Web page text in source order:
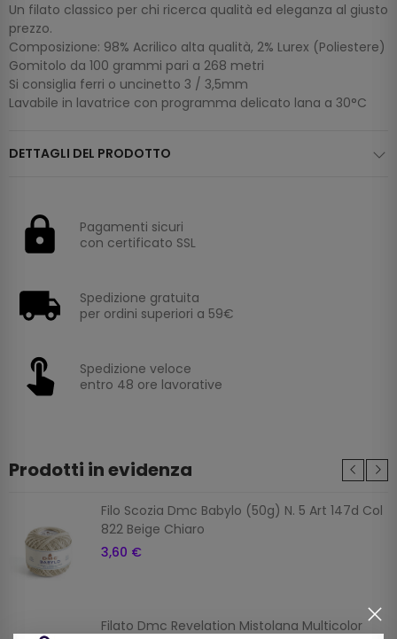
Un filato classico per chi ricerca qualità ed eleganza al giusto
prezzo.
Composizione: 98% Acrilico alta qualità, 2% Lurex (Poliestere)
Gomitolo da 100 grammi pari a 268 metri
Si consiglia ferri o uncinetto 3 / 3,5mm
Lavabile in lavatrice con programma delicato lana a 30°C
DETTAGLI DEL PRODOTTO
Pagamenti sicuri
con certificato SSL
Spedizione gratuita
per ordini superiori a 59€
Spedizione veloce
entro 48 ore lavorative
Prodotti in evidenza
Filo Scozia Dmc Babylo (50g) N. 5 Art 147d Col
822 Beige Chiaro
3,60 €
Filato Dmc Revelation Mistolana Multicolor